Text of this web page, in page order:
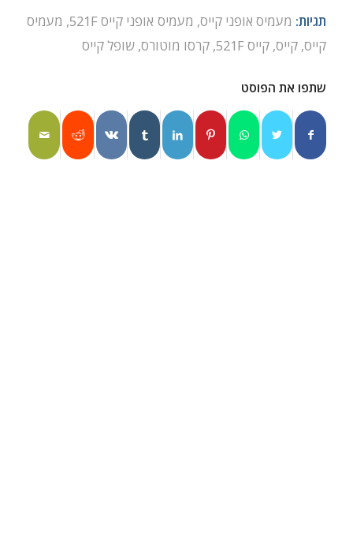
תגיות: מעמיס אופני קייס, מעמיס אופני קייס 521F , מעמיס
קייס, קייס, קייס 521F , קרסו מוטורס, שופל קייס
שתפו את הפוסט